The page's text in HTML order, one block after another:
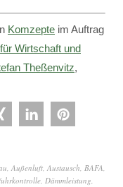
Komzepte im Auftrag
Wirtschaft und
Theßenvitz,
, Außenluft, Austausch, BAFA,
, Dämmleistung,